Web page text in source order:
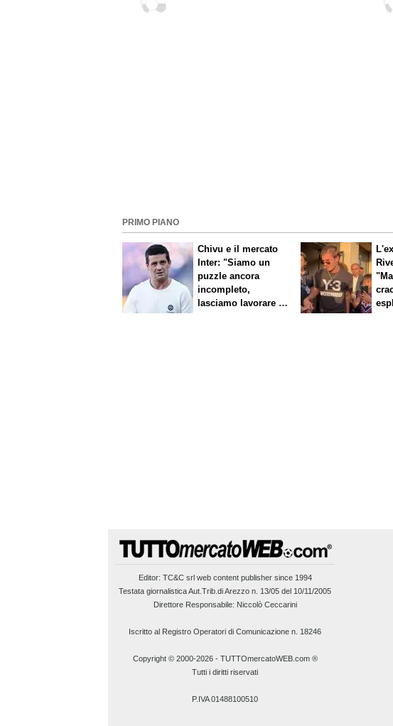
PRIMO PIANO
Chivu e il mercato
Inter: "Siamo un
puzzle ancora
incompleto,
lasciamo lavorare i
Editor: TC&C srlweb content publisher since 1994
Testata giornalistica Aut.Trib.di Arezzo n. 13/05 del 10/11/2005
Direttore Responsabile: Niccolò Ceccarini
Iscritto al Registro Operatori di Comunicazione n. 18246
Copyright © 2000-2026- TUTTOmercatoWEB.com ®
Tutti i diritti riservati
P.IVA 01488100510